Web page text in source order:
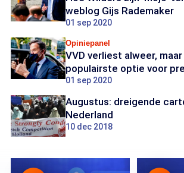
weblog Gijs Rademaker
01 sep 2020
Opiniepanel
VVD verliest alweer,
populairste optie voor
01 sep 2020
Augustus: dreigende
Nederland
10 dec 2018